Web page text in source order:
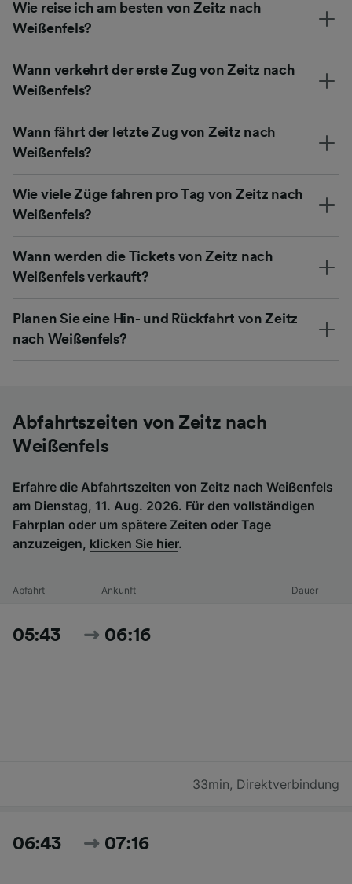
Wie reise ich am besten von Zeitz nach
Weißenfels?
Wann verkehrt der erste Zug von Zeitz nach
Weißenfels?
Wann fährt der letzte Zug von Zeitz nach
Weißenfels?
Wie viele Züge fahren pro Tag von Zeitz nach
Weißenfels?
Wann werden die Tickets von Zeitz nach
Weißenfels verkauft?
Planen Sie eine Hin- und Rückfahrt von Zeitz
nach Weißenfels?
Abfahrtszeiten von Zeitz nach
Weißenfels
Erfahre die Abfahrtszeiten von Zeitz nach Weißenfels
am Dienstag, 11. Aug. 2026. Für den vollständigen
Fahrplan oder um spätere Zeiten oder Tage
anzuzeigen, klicken Sie hier.
Abfahrt Ankunft Dauer
05:43 06:16
33min, Direktverbindung
06:43 07:16